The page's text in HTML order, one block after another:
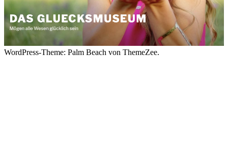
WordPress-Theme: Palm Beach von ThemeZee.